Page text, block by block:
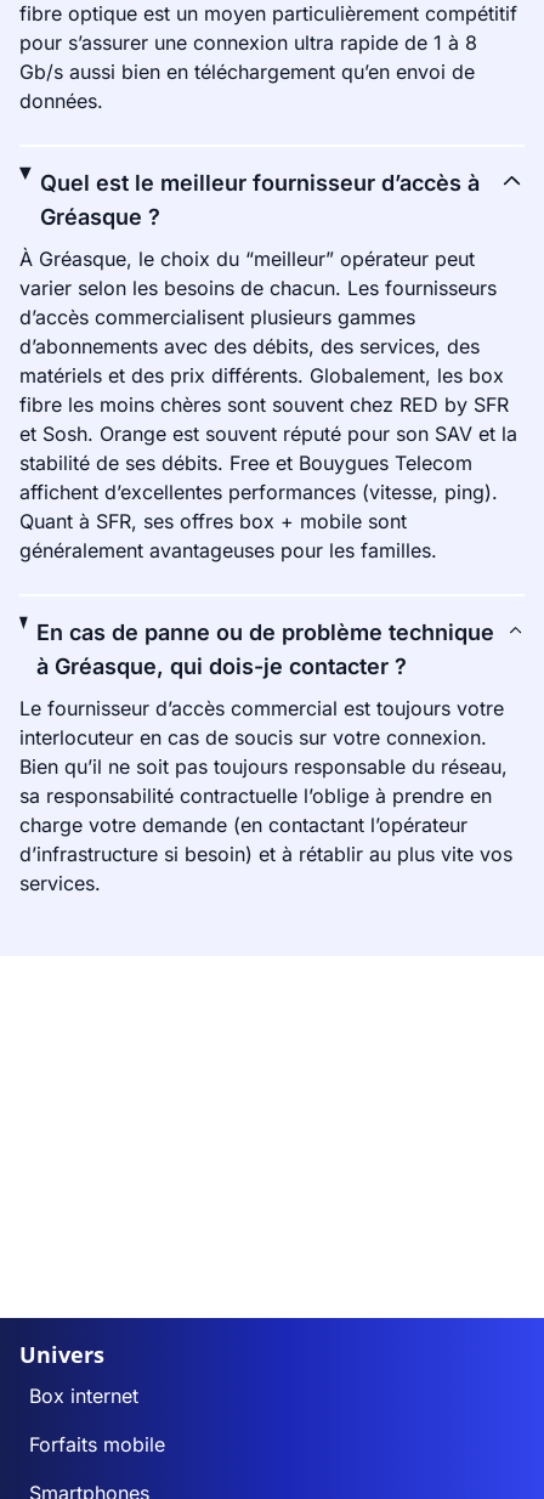
fibre optique est un moyen particulièrement compétitif
pour s’assurer une connexion ultra rapide de 1 à 8
Gb/s aussi bien en téléchargement qu’en envoi de
données.
Quel est le meilleur fournisseur d’accès à
Gréasque ?
À Gréasque, le choix du “meilleur” opérateur peut
varier selon les besoins de chacun. Les fournisseurs
d’accès commercialisent plusieurs gammes
d’abonnements avec des débits, des services, des
matériels et des prix différents. Globalement, les box
fibre les moins chères sont souvent chez RED by SFR
et Sosh. Orange est souvent réputé pour son SAV et la
stabilité de ses débits. Free et Bouygues Telecom
affichent d’excellentes performances (vitesse, ping).
Quant à SFR, ses offres box + mobile sont
généralement avantageuses pour les familles.
En cas de panne ou de problème technique
à Gréasque, qui dois-je contacter ?
Le fournisseur d’accès commercial est toujours votre
interlocuteur en cas de soucis sur votre connexion.
Bien qu’il ne soit pas toujours responsable du réseau,
sa responsabilité contractuelle l’oblige à prendre en
charge votre demande (en contactant l’opérateur
d’infrastructure si besoin) et à rétablir au plus vite vos
services.
Univers
Box internet
Forfaits mobile
Smartphones